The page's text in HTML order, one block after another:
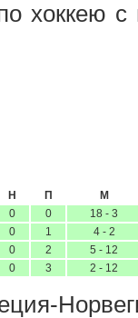
хоккею
Н П
М
0 0
18 - 3
0 1
4 - 2
0 2
5 - 12
0 3 2 - 12